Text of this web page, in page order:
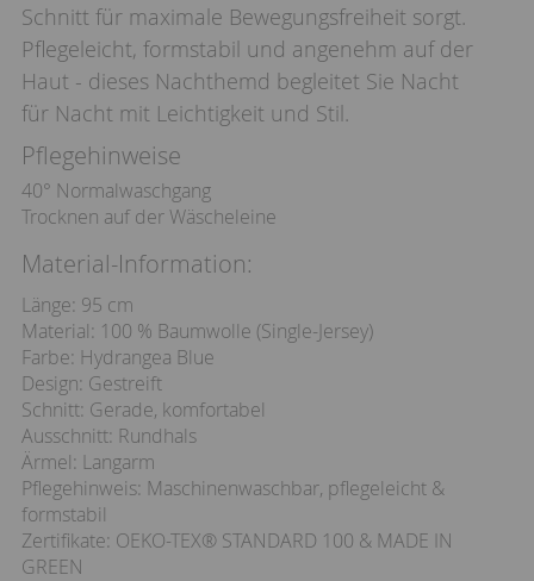
Schnitt für maximale Bewegungsfreiheit sorgt.
Pflegeleicht, formstabil und angenehm auf der
Haut - dieses Nachthemd begleitet Sie Nacht
für Nacht mit Leichtigkeit und Stil.
Pflegehinweise
40° Normalwaschgang
Trocknen auf der Wäscheleine
Material-Information:
Länge: 95 cm
Material: 100 % Baumwolle (Single-Jersey)
Farbe: Hydrangea Blue
Design: Gestreift
Schnitt: Gerade, komfortabel
Ausschnitt: Rundhals
Ärmel: Langarm
Pflegehinweis: Maschinenwaschbar, pflegeleicht &
formstabil
Zertifikate: OEKO-TEX® STANDARD 100 & MADE IN
GREEN